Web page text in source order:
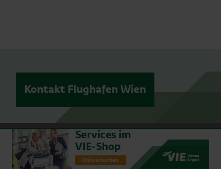
Kontakt Flughafen Wien
© 2026 Vienna Airport
Sitemap
Website-Nutzungsbedingungen
Vertragsbestimmungen
Impressum
Datenschutzerklärung
Zivilflugplatz-Benützungsbedingungen
Brandschutzleistungen